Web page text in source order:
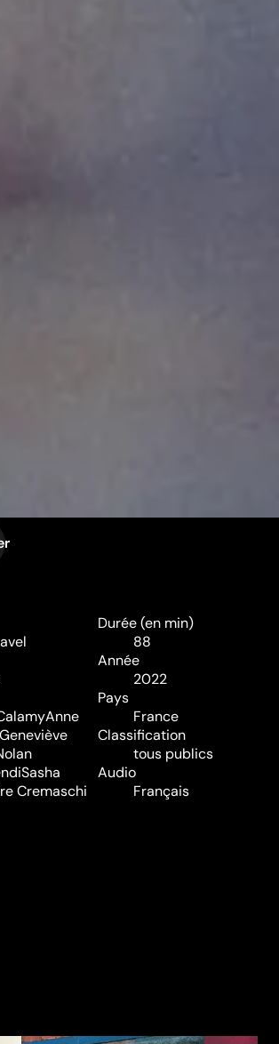
Anne
Geneviève
Sasha
Cremaschi
Durée (en min)
88
Année
2022
Pays
France
Classification
tous publics
Audio
Français